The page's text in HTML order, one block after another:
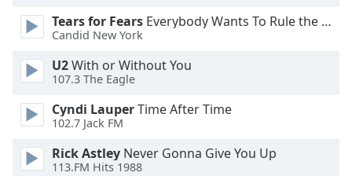
Color
Opacity
Background
Color
Tears for Fears Everybody Wants To Rule the World
Candid New York
U2With or Without You
107.3 The Eagle
Cyndi LauperTime After Time
102.7 Jack FM
Rick Astley Never Gonna Give You Up
113.FM Hits 1988